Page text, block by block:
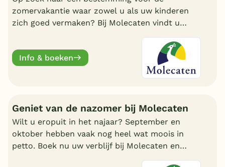
zomervakantie waar zowel u als uw kinderen
zich goed vermaken? Bij Molecaten vindt u
Info & boeken
Geniet van de nazomer bij Molecaten
Wilt u eropuit in het najaar? September en
oktober hebben vaak nog heel wat moois in
petto. Boek nu uw verblijf bij Molecaten en